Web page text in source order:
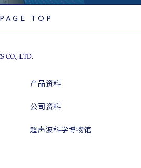
PAGE TOP
产品资料
公司资料
超声波科学博物馆